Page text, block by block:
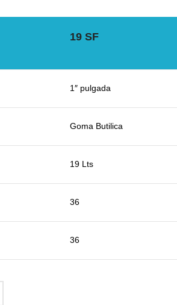
19 SF
1″ pulgada
Goma Butilica
19 Lts
36
36